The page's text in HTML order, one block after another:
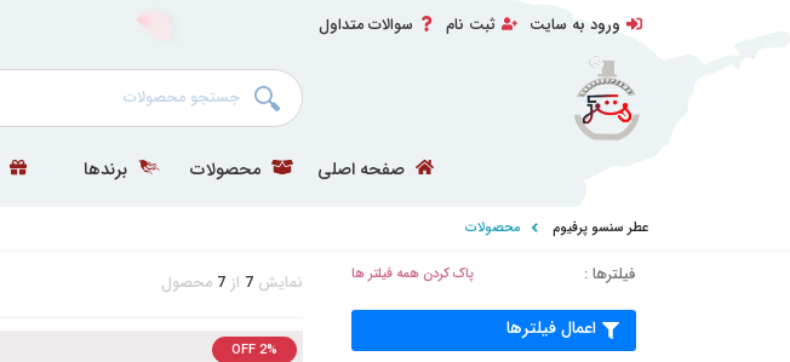
ورود به سایت ثبت نام سوالات متداول
صفحه اصلی محصولات برندها
عطر سنسو پرفیوم محصولات
نمایش 7 از 7 محصول
OFF 2%
فیلترها : پاک کردن همه فیلتر ها
اعمال فیلترها